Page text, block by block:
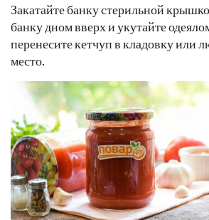
Закатайте банку стерильной
банку дном вверх и укутайте
перенесите кетчуп в кладовку или
место.